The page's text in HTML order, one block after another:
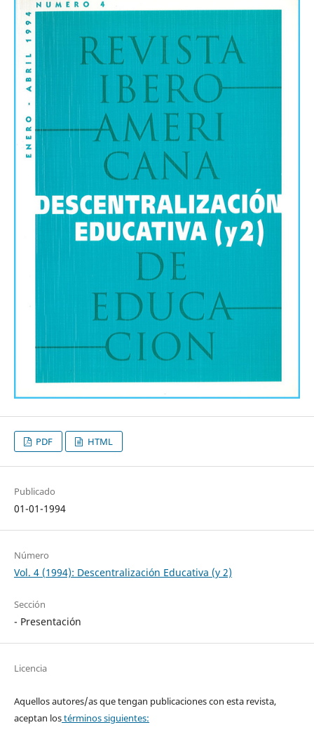
PDF HTML
Publicado
01-01-1994
Número
Vol. 4 (1994): Descentralización Educativa (y 2)
Sección
- Presentación
Licencia
Aquellos autores/as que tengan publicaciones con esta revista,
aceptan lostérminos siguientes: